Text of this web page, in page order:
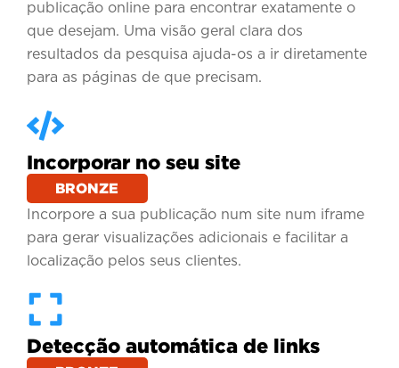
publicação online para encontrar exatamente o
que desejam. Uma visão geral clara dos
resultados da pesquisa ajuda-os a ir diretamente
para as páginas de que precisam.
Incorporar no seu site
BRONZE
Incorpore a sua publicação num site num iframe
para gerar visualizações adicionais e facilitar a
localização pelos seus clientes.
Detecção automática de links